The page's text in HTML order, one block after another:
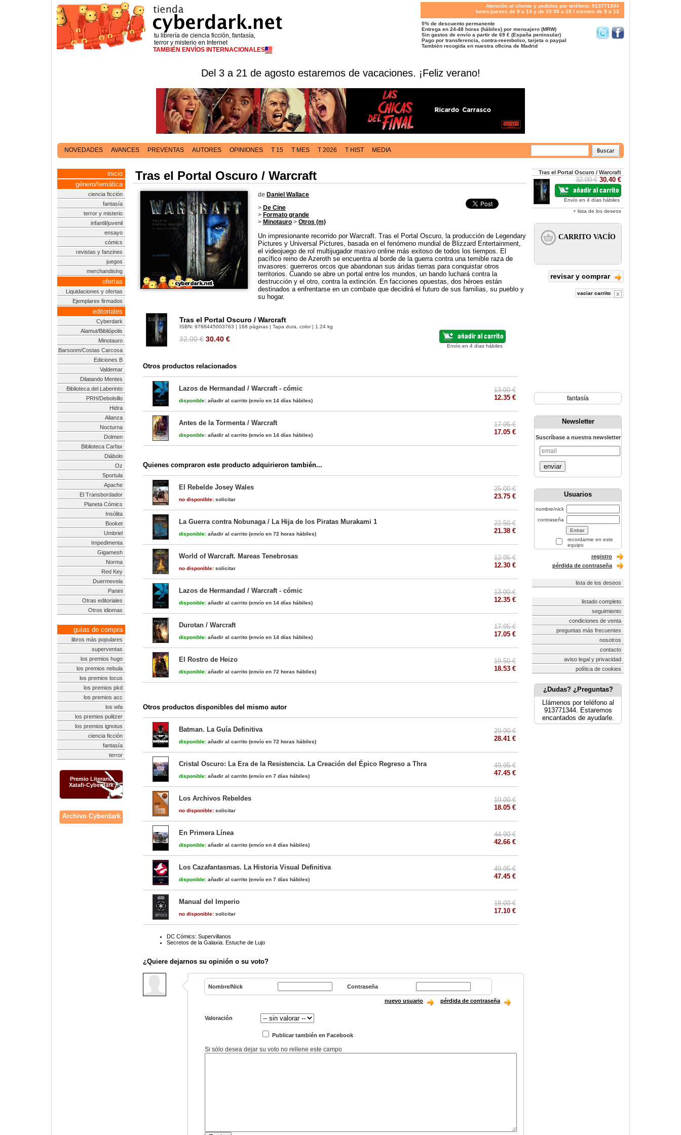
tu librería de ciencia ficción, fantasía,
terror y misterio en Internet
TAMBIÉN ENVÍOS INTERNACIONALES
Atención al cliente y pedidos por teléfono: 913771344
lunes-jueves de 9 a 14 y de 15:30 a 18 / viernes de 9 a 13
5% de descuento permanente
Entrega en 24-48 horas (hábiles) por mensajero (MRW)
Sin gastos de envío a partir de 69 € (España peninsular)
Pago por transferencia, contra-reembolso, tarjeta o paypal
También recogida en nuestra oficina de Madrid
Del 3 a 21 de agosto estaremos de vacaciones. ¡Feliz verano!
NOVEDADES AVANCES PREVENTAS AUTORES OPINIONES T 15 T MES T 2026 T HIST MEDIA
inicio
género/temática
ciencia ficción
fantasía
terror y misterio
infantil/juvenil
ensayo
cómics
revistas y fanzines
juegos
merchandising
ofertas
Liquidaciones y ofertas
Ejemplares firmados
editoriales
Cyberdark
Alamut/Bibliópolis
Minotauro
Barsoom/Costas Carcosa
Ediciones B
Valdemar
Dilatando Mentes
Biblioteca del Laberinto
PRH/Debolsillo
Hidra
Alianza
Nocturna
Dolmen
Biblioteca Carfax
Diábolo
Oz
Sportula
Apache
El Transbordador
Planeta Cómics
Insólita
Booket
Umbriel
Impedimenta
Gigamesh
Norma
Red Key
Duermevela
Panini
Otras editoriales
Otros idiomas
guías de compra
libros más populares
superventas
los premios hugo
los premios nebula
los premios locus
los premios pkd
los premios acc
los wfa
los premios pulitzer
los premios ignotus
ciencia ficción
fantasía
terror
Premio Literario
Xatafi-Cyberdark
Archivo Cyberdark
Tras el Portal Oscuro / Warcraft
de Daniel Wallace
> De Cine
> Formato grande
> Minotauro > Otros (m)
Un impresionante recorrido por Warcraft. Tras el Portal Oscuro, la producción de Legendary
Pictures y Universal Pictures, basada en el fenómeno mundial de Blizzard Entertainment,
el videojuego de rol multijugador masivo online más exitoso de todos los tiempos. El
pacífico reino de Azeroth se encuentra al borde de la guerra contra una temible raza de
invasores: guerreros orcos que abandonan sus áridas tierras para conquistar otros
territorios. Cuando se abre un portal entre los mundos, un bando luchará contra la
destrucción y el otro, contra la extinción. En facciones opuestas, dos héroes están
destinados a enfrentarse en un combate que decidirá el futuro de sus familias, su pueblo y
su hogar.
Tras el Portal Oscuro / Warcraft
ISBN: 9788445003763 | 168 páginas | Tapa dura, color | 1.24 kg
32.00 € 30.40 €
Envío en 4 días hábiles
Otros productos relacionados
Lazos de Hermandad / Warcraft - cómic
disponible: añadir al carrito (envío en 14 días hábiles)
13.00 €
12.35 €
Antes de la Tormenta / Warcraft
disponible: añadir al carrito (envío en 14 días hábiles)
17.95 €
17.05 €
Quienes compraron este producto adquirieron también...
El Rebelde Josey Wales
no disponible: solicitar
25.00 €
23.75 €
La Guerra contra Nobunaga / La Hija de los Piratas Murakami 1
disponible: añadir al carrito (envío en 72 horas hábiles)
22.50 €
21.38 €
World of Warcraft. Mareas Tenebrosas
no disponible: solicitar
12.95 €
12.30 €
Lazos de Hermandad / Warcraft - cómic
disponible: añadir al carrito (envío en 14 días hábiles)
13.00 €
12.35 €
Durotan / Warcraft
disponible: añadir al carrito (envío en 14 días hábiles)
17.95 €
17.05 €
El Rostro de Heizo
disponible: añadir al carrito (envío en 72 horas hábiles)
19.50 €
18.53 €
Otros productos disponibles del mismo autor
Batman. La Guía Definitiva
disponible: añadir al carrito (envío en 72 horas hábiles)
29.90 €
28.41 €
Cristal Oscuro: La Era de la Resistencia. La Creación del Épico Regreso a Thra
disponible: añadir al carrito (envío en 7 días hábiles)
49.95 €
47.45 €
Los Archivos Rebeldes
no disponible: solicitar
19.00 €
18.05 €
En Primera Línea
disponible: añadir al carrito (envío en 4 días hábiles)
44.90 €
42.66 €
Los Cazafantasmas. La Historia Visual Definitiva
disponible: añadir al carrito (envío en 7 días hábiles)
49.95 €
47.45 €
Manual del Imperio
no disponible: solicitar
18.00 €
17.10 €
DC Cómics: Supervillanos
Secretos de la Galaxia. Estuche de Lujo
¿Quiere dejarnos su opinión o su voto?
Nombre/Nick Contraseña
nuevo usuario pérdida de contraseña
Valoración
Publicar también en Facebook
Si sólo desea dejar su voto no rellene este campo
Tras el Portal Oscuro / Warcraft
32.00 € 30.40 €
Envío en 4 días hábiles
+ lista de los deseos
revisar y comprar
vaciar carrito
fantasía
Newsletter
Suscríbase a nuestra newsletter
enviar
Usuarios
nombre/nick
contraseña
recordarme en este
equipo
registro
pérdida de contraseña
lista de los deseos
listado completo
seguimiento
condiciones de venta
preguntas más frecuentes
nosotros
contacto
aviso legal y privacidad
política de cookies
¿Dudas? ¿Preguntas?
Llámenos por teléfono al
913771344. Estaremos
encantados de ayudarle.